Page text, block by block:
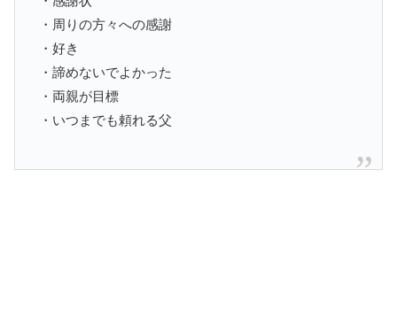
・周りの方々への感謝
・好き
・諦めないでよかった
・両親が目標
・いつまでも頼れる父